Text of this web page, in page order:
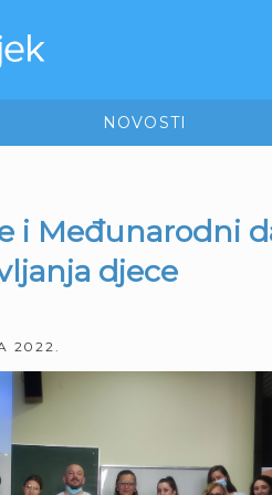
NOVOSTI
i Međunarodni
djece
2022.